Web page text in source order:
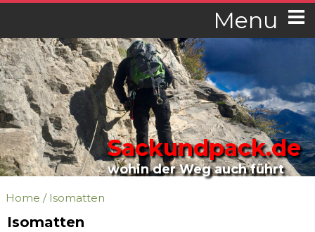
Menu
Sackundpack.de
wohin der Weg auch führt
Home / Isomatten
Isomatten